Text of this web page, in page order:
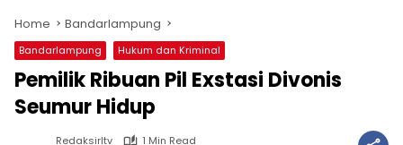
Home Bandarlampung
Bandarlampung Hukum dan Kriminal
Pemilik Ribuan Pil Exstasi Divonis
Seumur Hidup
Redaksirltv
1 Min Read